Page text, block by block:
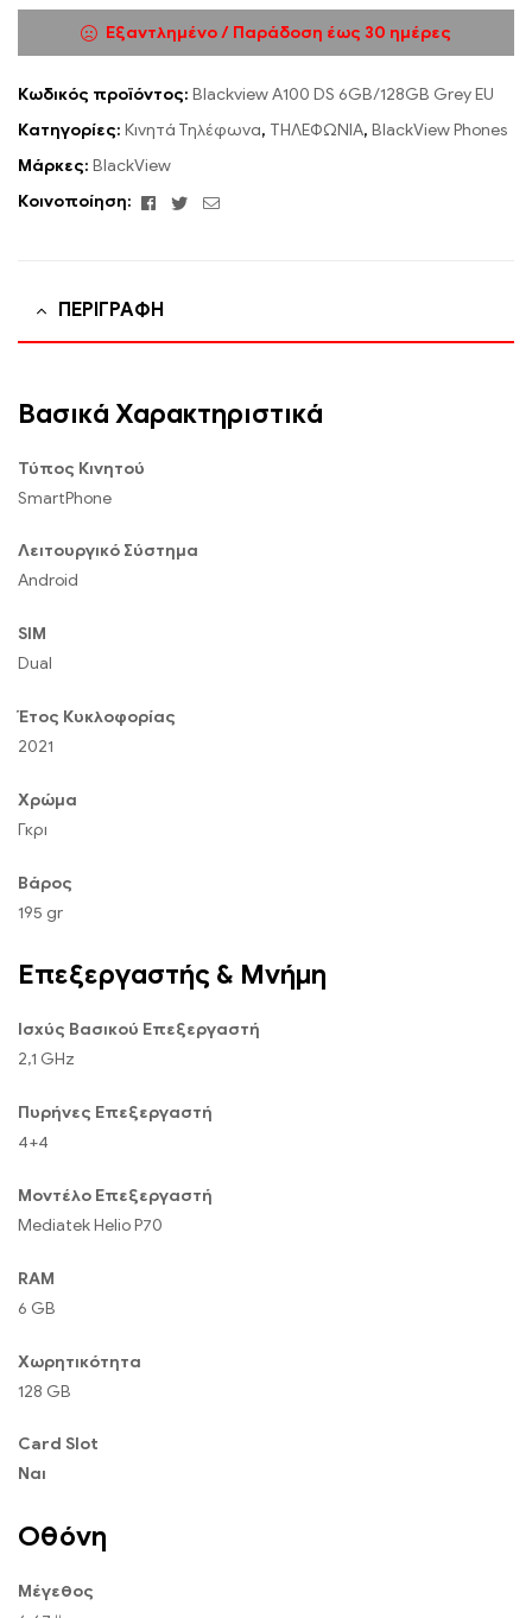
Εξαντλημένο / Παράδοση έως 30 ημέρες
Κωδικός προϊόντος: Blackview A100 DS 6GB/128GB Grey EU
Κατηγορίες: Κινητά Τηλέφωνα, ΤΗΛΕΦΩΝΙΑ, BlackView Phones
Μάρκες: BlackView
Κοινοποίηση:
Facebook
TwitterEmail
ΠΕΡΙΓΡΑΦΉ
Βασικά Χαρακτηριστικά
Τύπος Κινητού
SmartPhone
Λειτουργικό Σύστημα
Android
SIM
Dual
Έτος Κυκλοφορίας
2021
Χρώμα
Γκρι
Βάρος
195 gr
Επεξεργαστής & Μνήμη
Ισχύς Βασικού Επεξεργαστή
2,1 GHz
Πυρήνες Επεξεργαστή
4+4
Μοντέλο Επεξεργαστή
Mediatek Helio P70
RAM
6 GB
Χωρητικότητα
128 GB
Card Slot
Ναι
Οθόνη
Μέγεθος